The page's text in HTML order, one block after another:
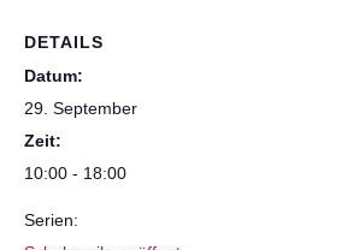
DETAILS
Datum:
29. September
Zeit:
10:00 - 18:00
Serien: